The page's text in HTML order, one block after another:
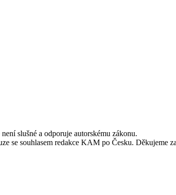
slušné a odporuje autorskému zákonu.
se souhlasem redakce KAM po Česku. Děkujeme